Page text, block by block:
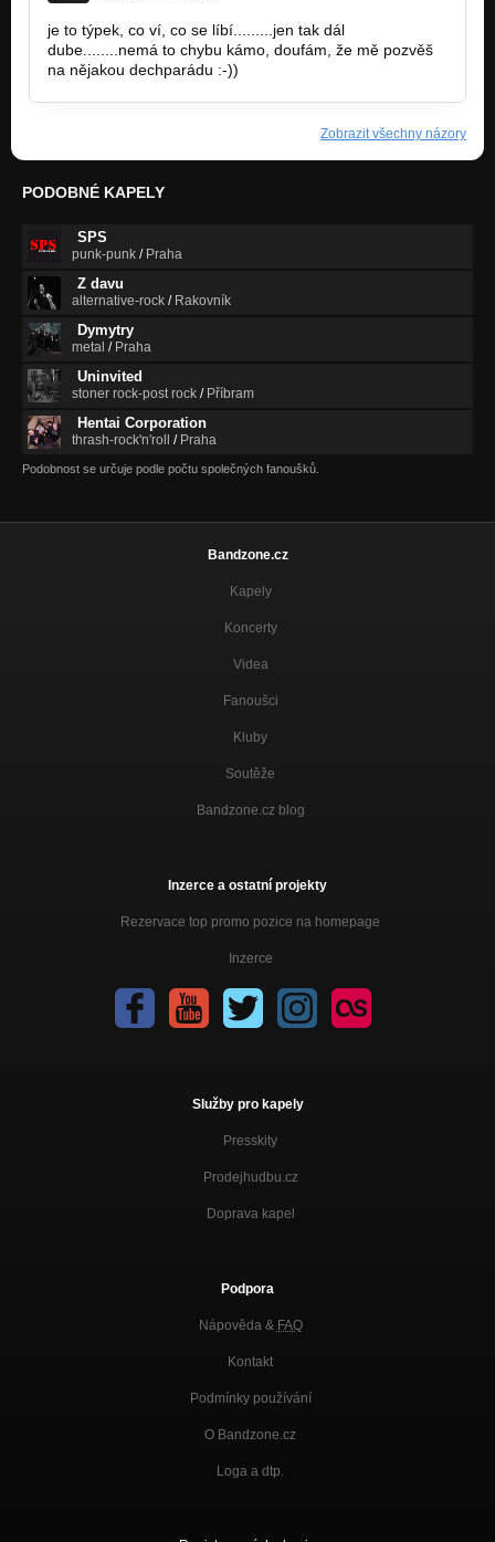
je to týpek, co ví, co se líbí.........jen tak dál
dube........nemá to chybu kámo, doufám, že mě pozvěš
na nějakou dechparádu :-))
Zobrazit všechny názory
PODOBNÉ KAPELY
SPS
punk-punk / Praha
Z davu
alternative-rock / Rakovník
Dymytry
metal / Praha
Uninvited
stoner rock-post rock / Příbram
Hentai Corporation
thrash-rock'n'roll / Praha
Podobnost se určuje podle počtu společných fanoušků.
Bandzone.cz
Kapely
Koncerty
Videa
Fanoušci
Kluby
Soutěže
Bandzone.cz blog
Inzerce a ostatní projekty
Rezervace top promo pozice na homepage
Inzerce
Služby pro kapely
Presskity
Prodejhudbu.cz
Doprava kapel
Podpora
Nápověda & FAQ
Kontakt
Podmínky používání
O Bandzone.cz
Loga a dtp.